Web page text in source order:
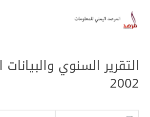
التقرير السنوي والبيانات
2002